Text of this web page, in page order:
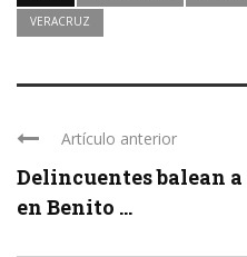
VERACRUZ
Artículo anterior
Delincuentes balean
en Benito ...